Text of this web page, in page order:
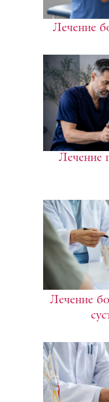
Лечение
Лечение
Лечение